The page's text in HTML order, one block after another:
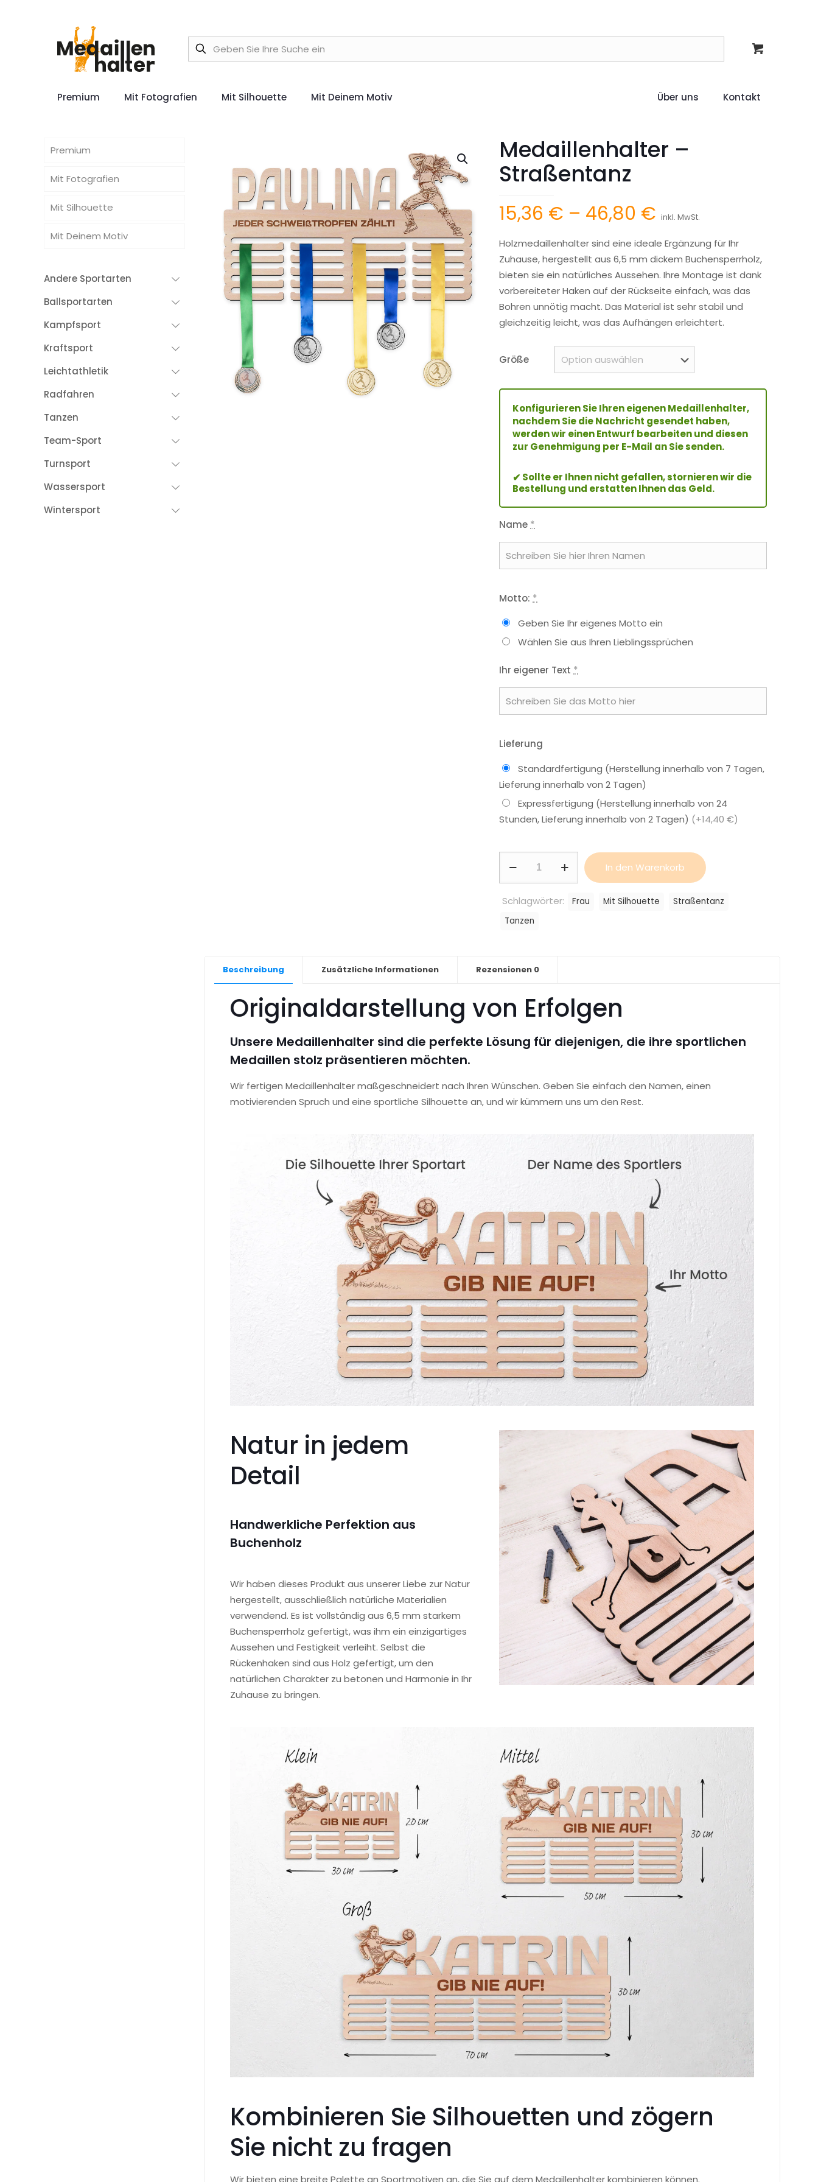
Premium Mit Fotografien Mit Silhouette Mit Deinem Motiv Über uns Kontakt
Medaillenhalter –
Straßentanz
15,36 € – 46,80 € Preisspanne:
bis
46,80 €
inkl. MwSt.
Holzmedaillenhalter sind eine ideale Ergänzung für Ihr
Zuhause, hergestellt aus 6,5 mm dickem Buchensperrholz,
bieten sie ein natürliches Aussehen. Ihre Montage ist dank
vorbereiteter Haken auf der Rückseite einfach, was das
Bohren unnötig macht. Das Material ist sehr stabil und
gleichzeitig leicht, was das Aufhängen erleichtert.
Größe
Konfigurieren Sie Ihren eigenen Medaillenhalter,
nachdem Sie die Nachricht gesendet haben,
werden wir einen Entwurf bearbeiten und diesen
zur Genehmigung per E-Mail an Sie senden.
✔ Sollte er Ihnen nicht gefallen, stornieren wir die
Bestellung und erstatten Ihnen das Geld.
Name *
Motto: *
Geben Sie Ihr eigenes Motto ein
Wählen Sie aus Ihren Lieblingssprüchen
Ihr eigener Text *
Lieferung
Standardfertigung (Herstellung innerhalb von 7 Tagen,
Lieferung innerhalb von 2 Tagen)
Expressfertigung (Herstellung innerhalb von 24
Stunden, Lieferung innerhalb von 2 Tagen) (+14,40 €)
Menge
In den Warenkorb
Schlagwörter: Frau Mit Silhouette
Straßentanz
Tanzen
Beschreibung Zusätzliche Informationen Rezensionen 0
Originaldarstellung von Erfolgen
Unsere Medaillenhalter sind die perfekte Lösung für diejenigen, die ihre sportlichen
Medaillen stolz präsentieren möchten.
Wir fertigen Medaillenhalter maßgeschneidert nach Ihren Wünschen. Geben Sie einfach den Namen, einen
motivierenden Spruch und eine sportliche Silhouette an, und wir kümmern uns um den Rest.
Natur in jedem
Detail
Handwerkliche Perfektion aus
Buchenholz
Wir haben dieses Produkt aus unserer Liebe zur Natur
hergestellt, ausschließlich natürliche Materialien
verwendend. Es ist vollständig aus 6,5 mm starkem
Buchensperrholz gefertigt, was ihm ein einzigartiges
Aussehen und Festigkeit verleiht. Selbst die
Rückenhaken sind aus Holz gefertigt, um den
natürlichen Charakter zu betonen und Harmonie in Ihr
Zuhause zu bringen.
Kombinieren Sie Silhouetten und zögern
Sie nicht zu fragen
Wir bieten eine breite Palette an Sportmotiven an, die Sie auf dem Medaillenhalter kombinieren können.
Premium
Mit Fotografien
Mit Silhouette
Mit Deinem Motiv
Andere Sportarten
Ballsportarten
Kampfsport
Kraftsport
Leichtathletik
Radfahren
Tanzen
Team-Sport
Turnsport
Wassersport
Wintersport